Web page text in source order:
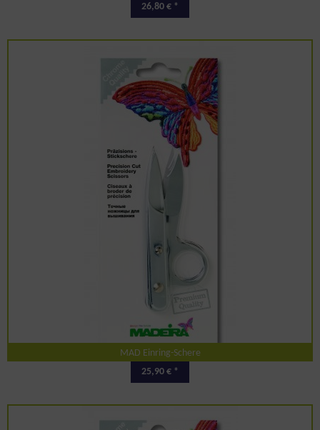
26,80 € *
MAD Einring-Schere
25,90 € *